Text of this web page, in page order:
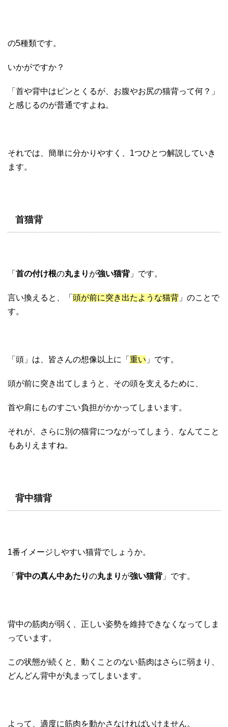
の5種類です。
いかがですか？
「首や背中はピンとくるが、お腹やお尻の猫背って何？」
と感じるのが普通ですよね。
それでは、簡単に分かりやすく、1つひとつ解説していき
ます。
首猫背
「 首の付け根の丸まり が強い猫背」です。
言い換えると、「 頭が前に突き出たような猫背 」のことで
す。
「頭」は、皆さんの想像以上に「 重い 」です。
頭が前に突き出てしまうと、その頭を支えるために、
首や肩にものすごい負担がかかってしまいます。
それが、さらに別の猫背につながってしまう、なんてこと
もありえますね。
背中猫背
1番イメージしやすい猫背でしょうか。
「 背中の真ん中あたりの丸まり が強い猫背」です。
背中の筋肉が弱く、正しい姿勢を維持できなくなってしま
っています。
この状態が続くと、動くことのない筋肉はさらに弱まり、
どんどん背中が丸まってしまいます。
よって、適度に筋肉を動かさなければいけません。